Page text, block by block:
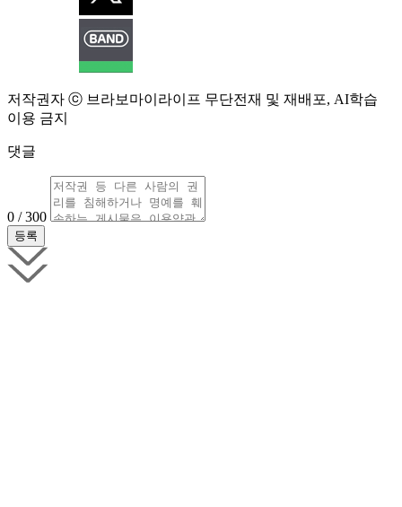
저작권자 ⓒ 브라보마이라이프 무단전재 및 재배포, AI학습
이용 금지
댓글
0 / 300